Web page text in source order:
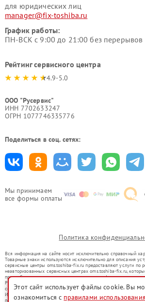
Мы принимаем
все формы оплаты
для юридических лиц
manager@fix-toshiba.ru
График работы:
ПН-ВСК с 9:00 до 21:00 без
Рейтинг сервисного центра
4.9-5.0
ООО "Русервис"
ИНН 7702633247
ОГРН 1077746335776
Поделиться в соц. сетях:
Политика
Вся информация на сайте носит исключительно справочный
Товарные знаки используются исключительно для описания
сервисные центры oms.toshiba-fix.ru предоставляют услуги по
неавторизованных сервисных центрах oms.toshiba-fix.ru,
правообладателями товарных знаков или их официальными
Ремонт осуществляется для устройств, уже введенных в
со статьей 1487 ГК РФ.
Использование товарных знаков не преследует цели
потребителей в заблуждение, а служит для информирования о
Этот сайт использует файлы cookie. Вы
ознакомиться с правилами использования